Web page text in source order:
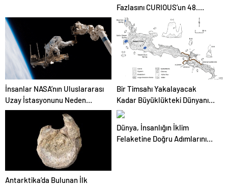
Fazlasını CURIOUS’un 48.
Sayısında Öğrenin – Şimdi Çıktı
İnsanlar NASA’nın Uluslararası
Uzay İstasyonunu Neden
Güneş’e “Sadece” Atmadığını
Bir Timsahı Yakalayacak
Kadar Büyüklükteki Dünyanın
En Büyük Örümcek Ağı,
Kükürt Mağarasında 111.000
Araknid Tarafından Örüldü
Antarktika’da Bulunan İlk
Dünya, İnsanlığın İklim
Felaketine Doğru Adımlarını